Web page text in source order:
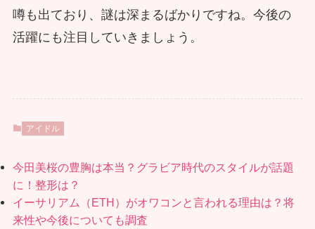
噂も出ており、謎は深まるばかりですね。今後の
活躍にも注目していきましょう。
アイドル
今田美桜の豊胸は本当？グラビア時代のスタイルが話題
に！整形は？
イーサリアム（ETH）がオワコンと言われる理由は？将
来性や今後についても調査